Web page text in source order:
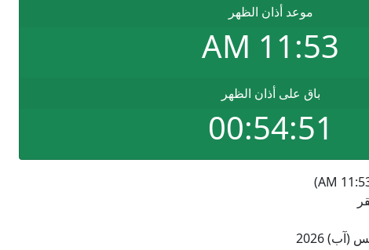
موعد أذان الظهر
11:53 AM
باق على أذان الظهر
00:54:51